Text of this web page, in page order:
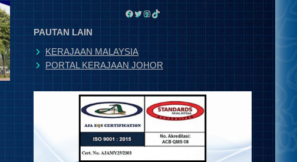
Facebook
Twitter
Instagram
TikTok
PAUTAN LAIN
KERAJAAN MALAYSIA
PORTAL KERAJAAN JOHOR